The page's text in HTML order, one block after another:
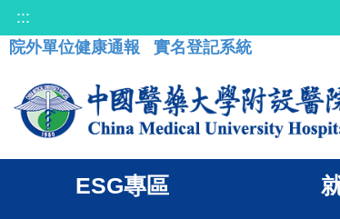
:::
院外單位健康通報
實名登記系統
ESG專區